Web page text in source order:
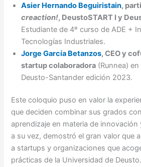
Asier Hernando Beguiristain,
creaction!, DeustoSTART I y
Estudiante de 4º curso de ADE +
Tecnologías Industriales.
Jorge García Betanzos, CEO y
startup colaboradora (Runnea)
Deusto-Santander edición 2023.
Este coloquio puso en valor la
que deciden combinar sus grados
aprendizaje en materia de
a su vez, demostró el gran valor que
a startups y organizaciones que
prácticas de la Universidad de